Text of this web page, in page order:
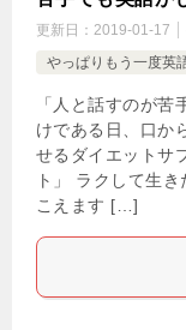
更新日： 2019-01-17
やっぱりもう一度英
「人と話すのが
けである日、口か
せるダイエットサ
ト」 ラクして生
こえます […]